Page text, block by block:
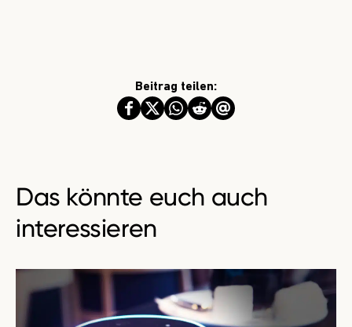
Beitrag teilen:
Das könnte euch auch
interessieren